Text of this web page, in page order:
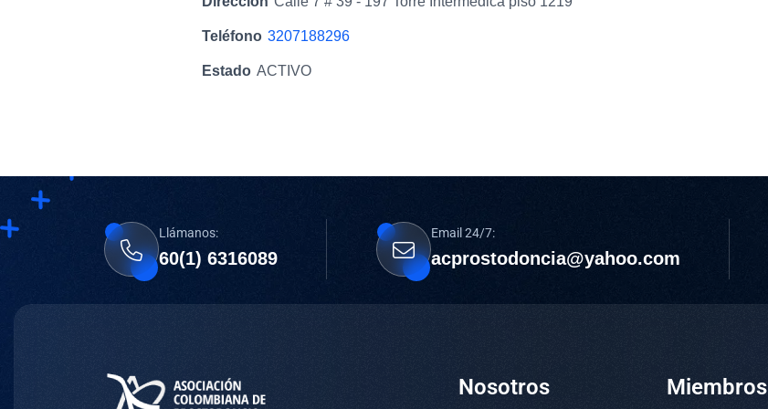
Teléfono 3207188296
Estado ACTIVO
Llámanos:
60(1) 6316089
Email 24/7:
acprostodoncia@yahoo.com
Nosotros Miembros